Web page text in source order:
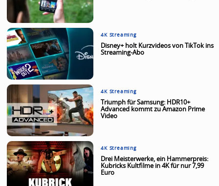
4K Streaming
Disney+ holt Kurzvideos von TikTok ins
Streaming-Abo
4K Streaming
Triumph für Samsung: HDR10+
Advanced kommt zu Amazon Prime
Video
4K Streaming
Drei Meisterwerke, ein Hammerpreis:
Kubricks Kultfilme in 4K für nur 7,99
Euro